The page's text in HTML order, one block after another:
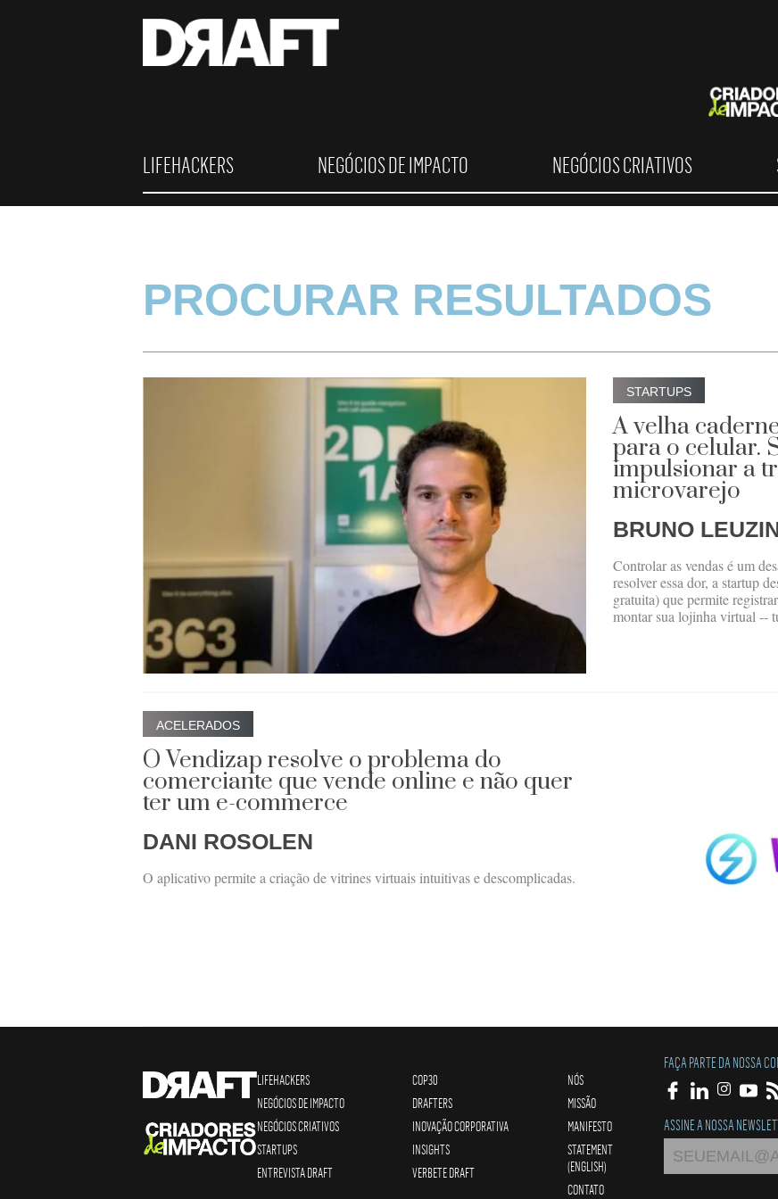
LIFEHACKERS NEGÓCIOS DE IMPACTO NEGÓCIOS CRIATIVOS
PROCURAR RESULTADOS
STARTUPS
A velha
para o celular.
impulsionar a
microvarejo
BRUNO
Controlar as vendas é um
resolver essa dor, a startup
gratuita) que permite
montar sua lojinha virtual --
ACELERADOS
O Vendizap resolve o problema do
comerciante que vende online e não quer
ter um e-commerce
DANI ROSOLEN
O aplicativo permite a criação de vitrines virtuais intuitivas e descomplicadas.
LIFEHACKERS
NEGÓCIOS DE IMPACTO
NEGÓCIOS CRIATIVOS
STARTUPS
ENTREVISTA DRAFT
COP30
DRAFTERS
INOVAÇÃO CORPORATIVA
INSIGHTS
VERBETE DRAFT
NÓS
MISSÃO
MANIFESTO
STATEMENT
(ENGLISH)
CONTATO
FAÇA PARTE DA NOSSA
ASSINE A NOSSA